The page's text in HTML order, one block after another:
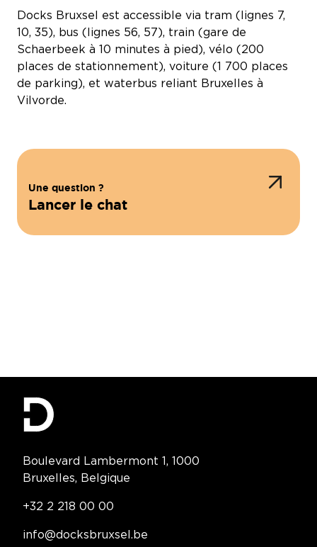
Docks Bruxsel est accessible via tram (lignes 7,
10, 35), bus (lignes 56, 57), train (gare de
Schaerbeek à 10 minutes à pied), vélo (200
places de stationnement), voiture (1 700 places
de parking), et waterbus reliant Bruxelles à
Vilvorde.
Une question ?
Lancer le chat
Contact Information
Boulevard Lambermont 1, 1000
Bruxelles, Belgique
Telephone:
+32 2 218 00 00
Email:
info@docksbruxsel.be